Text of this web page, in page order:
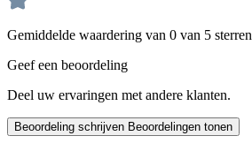
Gemiddelde waardering van 0 van 5 sterren
Geef een beoordeling
Deel uw ervaringen met andere klanten.
Beoordeling schrijven Beoordelingen tonen